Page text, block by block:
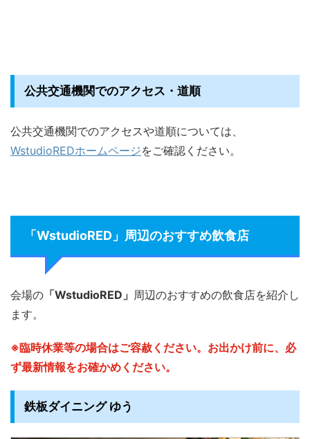
公共交通機関でのアクセス・道順
公共交通機関でのアクセスや道順については、
WstudioREDホームページをご確認ください。
「WstudioRED」周辺のおすすめ飲食店
会場の 「WstudioRED」 周辺のおすすめの飲食店を紹介し
ます。
※臨時休業等の場合はご容赦ください。お出かけ前に、必
ず最新情報をお確かめください。
鉄板ダイニング ゆう